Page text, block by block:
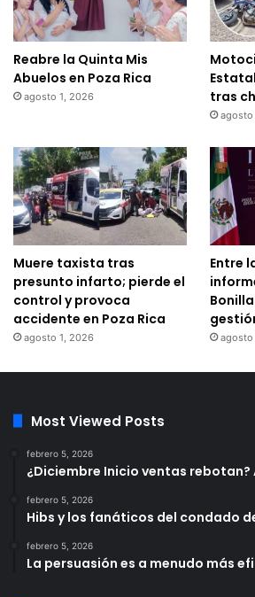
Reabre la Quinta Mis
Abuelos en Poza Rica
agosto 1, 2026
tras
agosto
Muere taxista tras
presunto infarto; pierde el
control y provoca
accidente en Poza Rica
agosto 1, 2026
Entre
agosto
Most Viewed Posts
febrero 5, 2026
¿Diciembre Inicio ventas
febrero 5, 2026
Hibs y los fanáticos del condado
febrero 5, 2026
La persuasión es a menudo más